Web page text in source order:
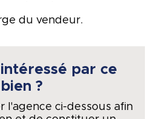
du vendeur.
par ce
bien ?
l'agence ci-dessous afin